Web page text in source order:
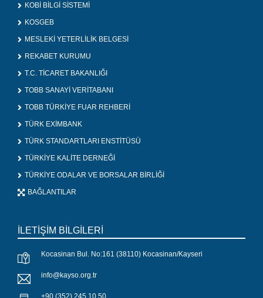
KOBİ BİLGİ SİSTEMİ
KOSGEB
MESLEKİ YETERLİLİK BELGESİ
REKABET KURUMU
T.C. TİCARET BAKANLIĞI
TOBB SANAYİ VERİTABANI
TOBB TÜRKİYE FUAR REHBERİ
TÜRK EXİMBANK
TÜRK STANDARTLARI ENSTİTÜSÜ
TÜRKİYE KALİTE DERNEĞİ
TÜRKİYE ODALAR VE BORSALAR BİRLİĞİ
BAĞLANTILAR
İLETİŞİM BİLGİLERİ
Kocasinan Bul. No:161 (38110) Kocasinan/Kayseri
info@kayso.org.tr